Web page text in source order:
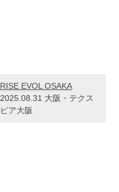
RISE EVOL OSAKA
2025.08.31 大阪・テクス
ピア大阪